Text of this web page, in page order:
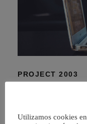
PROJECT 2003
empresariales EPM
Utilizamos cookies